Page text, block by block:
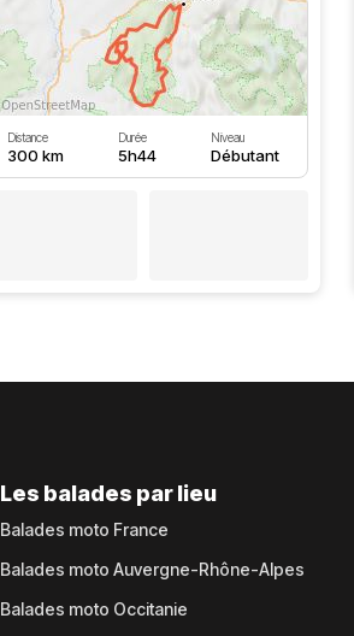
Distance
300 km
Durée
5h44
Niveau
Débutant
Les balades par lieu
Balades moto France
Balades moto Auvergne-Rhône-Alpes
Balades moto Occitanie